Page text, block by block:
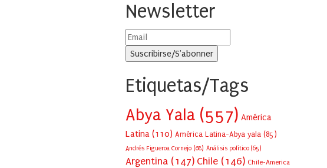
Newsletter
Etiquetas/Tags
Abya Yala (557) América
Latina (110) América Latina-Abya yala (85)
Andrés Figueroa Cornejo (68) Análisis político (65)
Argentina (147) Chile (146) Chile-America